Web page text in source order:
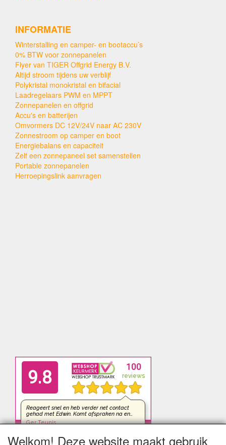
INFORMATIE
Winterstalling en camper- en bootaccu’s
0% BTW voor zonnepanelen
Flyer van TIGER Offgrid Energy B.V.
Altijd stroom tijdens uw verblijf
Polykristal monokristal en bifacial
Laadregelaars PWM en MPPT
Zonnepanelen en offgrid
Accu's en batterijen
Omvormers DC 12V/24V naar AC 230V
Zonnestroom op camper en boot
Energiebalans en capaciteit
Zelf een zonnepaneel set samenstellen
Portable zonnepanelen
Herroepingslink aanvragen
Welkom! Deze website maakt gebruik